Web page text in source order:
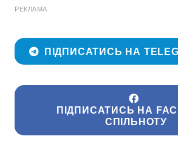
РЕКЛАМА
ПІДПИСАТИСЬ НА
ПІДПИСАТИСЬ НА
СПІЛЬНОТУ